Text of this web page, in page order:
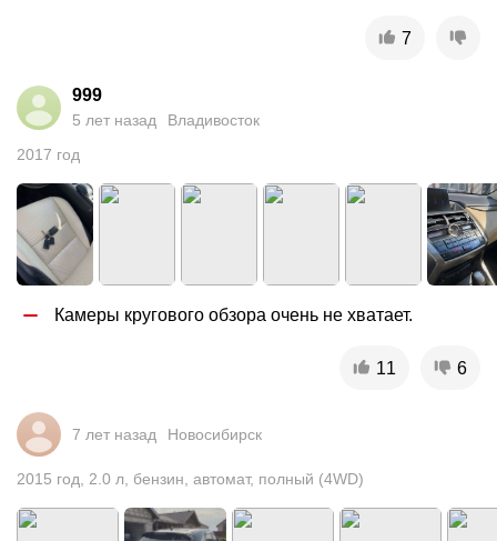
7
999
5 лет назад
Владивосток
2017 год
Камеры кругового обзора очень не хватает.
11 6
7 лет назад Новосибирск
2015 год 2.0 л бензин автомат, полный (4WD)